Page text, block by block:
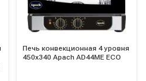
Печь конвекционная 4 уровня
450х340 Apach AD44ME ECO